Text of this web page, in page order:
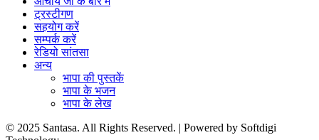
ट्रस्टीगण
सहयोग करें
सम्पर्क करें
रेडियो सांतसा
अन्य
भापा की पुस्तकें
भापा के भजन
भापा के लेख
© 2025 Santasa. All Rights Reserved. | Powered by Softdigi